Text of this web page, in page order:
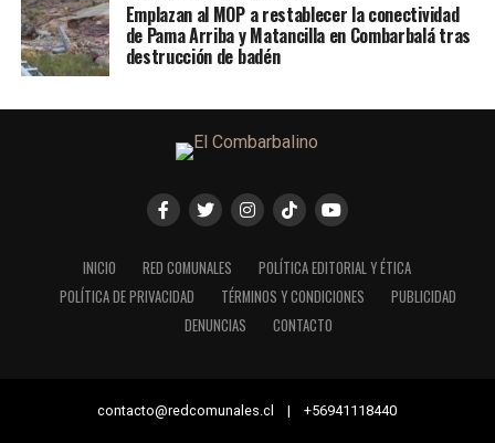
Emplazan al MOP a restablecer la conectividad
de Pama Arriba y Matancilla en Combarbalá tras
destrucción de badén
INICIO RED COMUNALES
POLÍTICA EDITORIAL Y ÉTICA
POLÍTICA DE PRIVACIDAD
TÉRMINOS Y CONDICIONES
PUBLICIDAD
DENUNCIAS
CONTACTO
contacto@redcomunales.cl | +56941118440